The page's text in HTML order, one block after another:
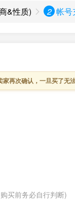
&性质) 2 帐号
再次确认，一旦买了无
买前务必自行判断)